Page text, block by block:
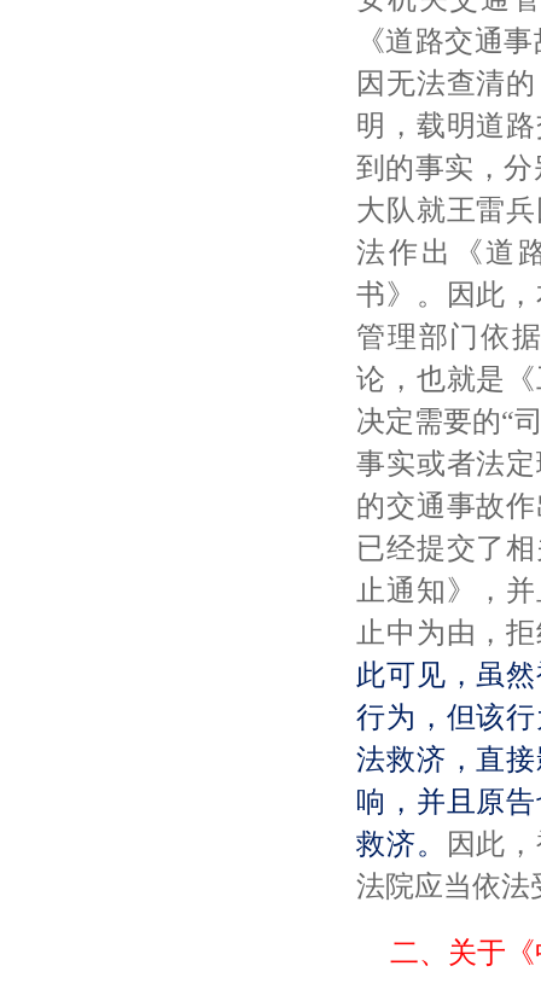
《道路交通
因无法查清
明，载明道
到的事实，
大队就王雷
法作出《道
书》。因此
管理部门依
论，也就是
决定需要的“
事实或者法
的交通事故
已经提交了
止通知》，
止中为由，
此可见，虽
行为，但该
法救济，直
响，并且原
救济。
因此
法院应当依法
二、关于